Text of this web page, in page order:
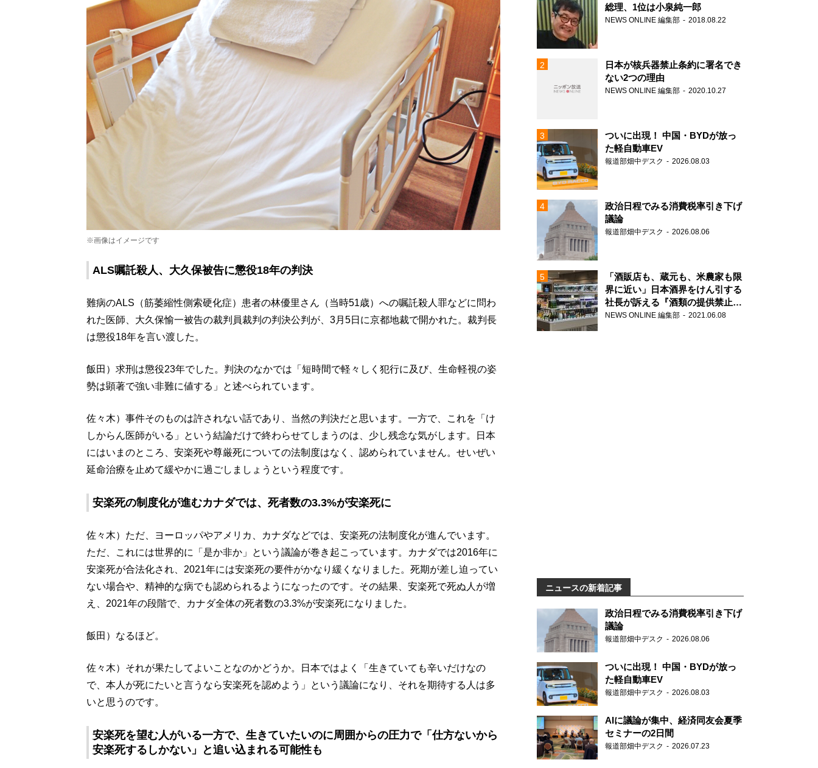
※画像はイメージです
ALS嘱託殺人、大久保被告に懲役18年の判決
難病のALS（筋萎縮性側索硬化症）患者の林優里さん（当時51歳）への嘱託殺人罪などに問わ
れた医師、大久保愉一被告の裁判員裁判の判決公判が、3月5日に京都地裁で開かれた。裁判長
は懲役18年を言い渡した。
飯田）求刑は懲役23年でした。判決のなかでは「短時間で軽々しく犯行に及び、生命軽視の姿
勢は顕著で強い非難に値する」と述べられています。
佐々木）事件そのものは許されない話であり、当然の判決だと思います。一方で、これを「け
しからん医師がいる」という結論だけで終わらせてしまうのは、少し残念な気がします。日本
にはいまのところ、安楽死や尊厳死についての法制度はなく、認められていません。せいぜい
延命治療を止めて緩やかに過ごしましょうという程度です。
安楽死の制度化が進むカナダでは、死者数の3.3%が安楽死に
佐々木）ただ、ヨーロッパやアメリカ、カナダなどでは、安楽死の法制度化が進んでいます。
ただ、これには世界的に「是か非か」という議論が巻き起こっています。カナダでは2016年に
安楽死が合法化され、2021年には安楽死の要件がかなり緩くなりました。死期が差し迫ってい
ない場合や、精神的な病でも認められるようになったのです。その結果、安楽死で死ぬ人が増
え、2021年の段階で、カナダ全体の死者数の3.3%が安楽死になりました。
飯田）なるほど。
佐々木）それが果たしてよいことなのかどうか。日本ではよく「生きていても辛いだけなの
で、本人が死にたいと言うなら安楽死を認めよう」という議論になり、それを期待する人は多
いと思うのです。
安楽死を望む人がいる一方で、生きていたいのに周囲からの圧力で「仕方ないから
安楽死するしかない」と追い込まれる可能性も
総理、1位は小泉純一郎
NEWS ONLINE 編集部 2018.08.22
日本が核兵器禁止条約に署名でき
ない2つの理由
NEWS ONLINE 編集部 2020.10.27
ついに出現！ 中国・BYDが放っ
た軽自動車EV
報道部畑中デスク 2026.08.03
政治日程でみる消費税率引き下げ
議論
報道部畑中デスク 2026.08.06
「酒販店も、蔵元も、米農家も限
界に近い」日本酒界をけん引する
社長が訴える『酒類の提供禁止』
策の大打撃
NEWS ONLINE 編集部 2021.06.08
ニュースの新着記事
政治日程でみる消費税率引き下げ
議論
報道部畑中デスク 2026.08.06
ついに出現！ 中国・BYDが放っ
た軽自動車EV
報道部畑中デスク 2026.08.03
AIに議論が集中、経済同友会夏季
セミナーの2日間
報道部畑中デスク 2026.07.23